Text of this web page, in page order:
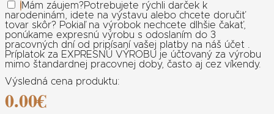
Mám záujem?Potrebujete rýchli darček k
narodeninám, idete na výstavu alebo chcete doručiť
tovar skôr? Pokiaľ na výrobok nechcete dlhšie čakať,
ponúkame expresnú výrobu s odoslaním do 3
pracovných dní od pripísaní vašej platby na náš účet .
Príplatok za EXPRESNÚ VÝROBU je účtovaný za výrobu
mimo štandardnej pracovnej doby, často aj cez víkendy.
Výsledná cena produktu:
0.00€